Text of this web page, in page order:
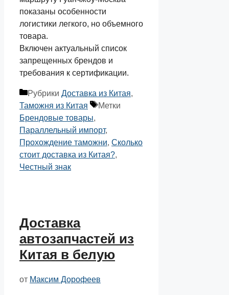
показаны особенности
логистики легкого, но объемного
товара.
Включен актуальный список
запрещенных брендов и
требования к сертификации.
Рубрики Доставка из Китая,
Таможня из Китая
Метки
Брендовые товары,
Параллельный импорт,
Прохождение таможни, Сколько
стоит доставка из Китая?,
Честный знак
Доставка
автозапчастей из
Китая в белую
от Максим Дорофеев